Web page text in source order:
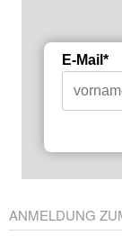
E-Mail*
ANMELDUNG